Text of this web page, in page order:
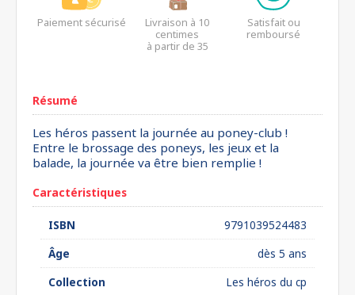
Paiement sécurisé
Livraison à 10
centimes
à partir de 35
Satisfait ou
remboursé
Résumé
Les héros passent la journée au poney-club !
Entre le brossage des poneys, les jeux et la
balade, la journée va être bien remplie !
Caractéristiques
ISBN
9791039524483
Âge
dès 5 ans
Collection
Les héros du cp